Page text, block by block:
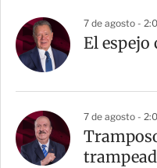
7 de agosto -
El
7 de agosto -